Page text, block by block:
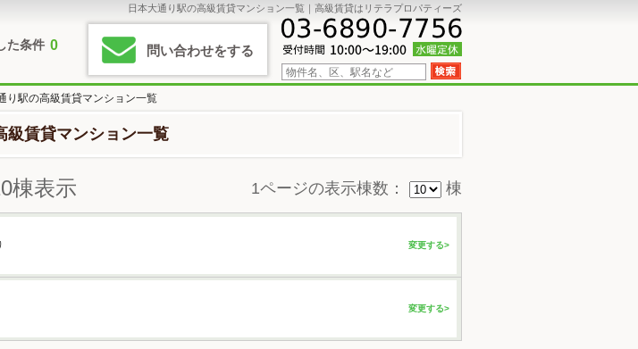
日本大通り駅の高級賃貸マンション一覧｜高級賃貸はリテラプロパティーズ
た条件 0 問い合わせをする
り駅の高級賃貸マンション一覧
級賃貸マンション一覧
棟表示 1ページの表示棟数： 棟
変更する>
変更する>